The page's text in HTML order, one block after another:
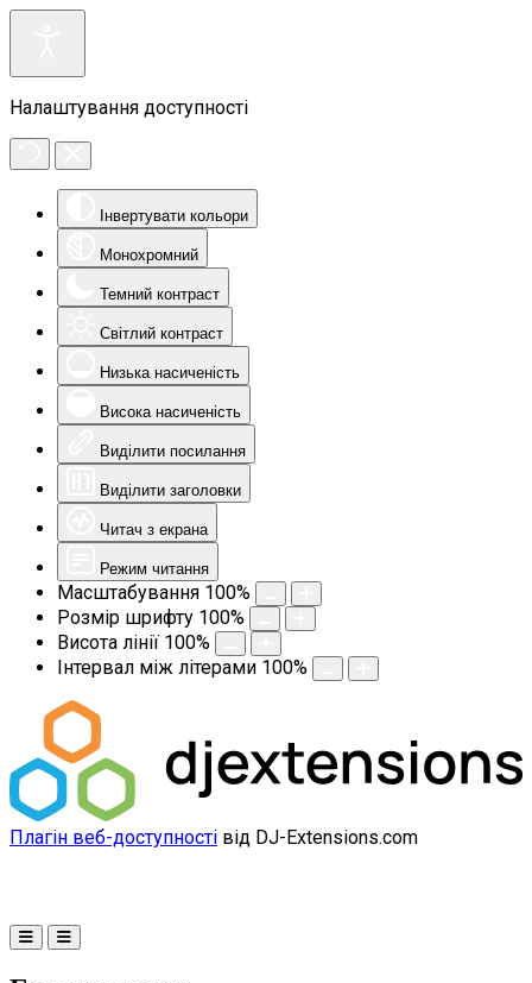
Налаштування доступності
Інвертувати кольори
Монохромний
Темний контраст
Світлий контраст
Низька насиченість
Висока насиченість
Виділити посилання
Виділити заголовки
Читач з екрана
Режим читання
Масштабування 100%
Розмір шрифту 100%
Висота лінії 100%
Інтервал між літерами 100%
Плагін веб-доступності від DJ-Extensions.com